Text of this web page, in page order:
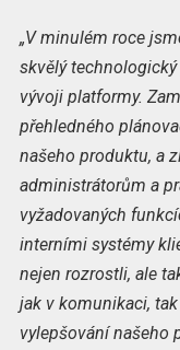
„V minulém roce
skvělý
vývoji platformy.
přehledného
našeho produktu, a
administrátorům a
vyžadovaných
interními systémy
nejen rozrostli, ale
jak v komunikaci,
vylepšování našeho